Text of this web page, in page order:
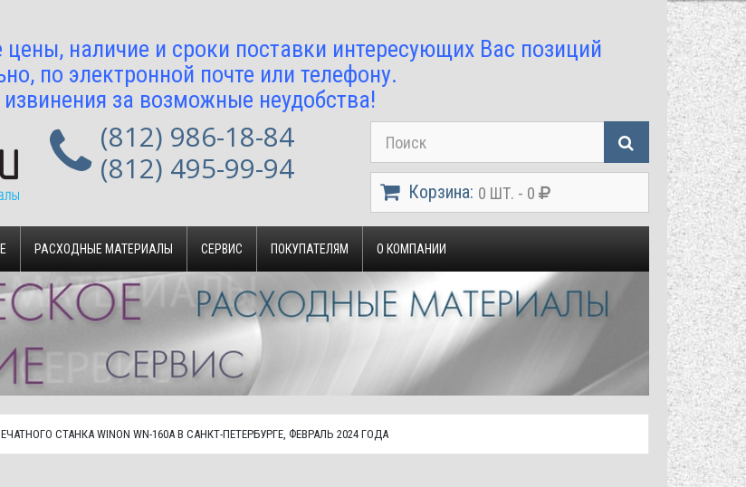
наличие и сроки поставки интересующих Вас позиций
по электронной почте или телефону.
за возможные неудобства!
(812) 986-18-84
(812) 495-99-94
Корзина: 0 ШТ. - 0
РАСХОДНЫЕ МАТЕРИАЛЫ СЕРВИС ПОКУПАТЕЛЯМ О КОМПАНИИ
СТАНКА WINON WN-160A В САНКТ-ПЕТЕРБУРГЕ, ФЕВРАЛЬ 2024 ГОДА